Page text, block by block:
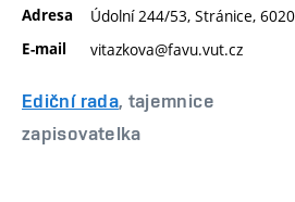
Adresa Údolní 244/53, Stránice,
E-mail vitazkova@favu.vut.cz
Ediční rada, tajemnice
zapisovatelka